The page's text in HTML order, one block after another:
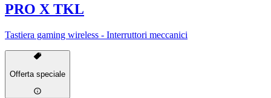
PRO X TKL
Tastiera gaming wireless - Interruttori meccanici
Offerta speciale